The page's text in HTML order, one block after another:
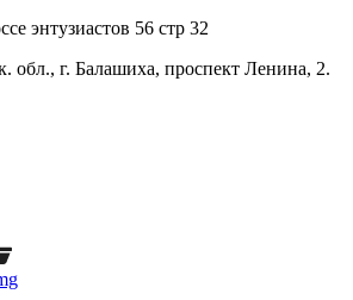
энтузиастов 56 стр 32
обл., г. Балашиха, проспект Ленина, 2.